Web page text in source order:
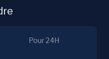
Pour 24H